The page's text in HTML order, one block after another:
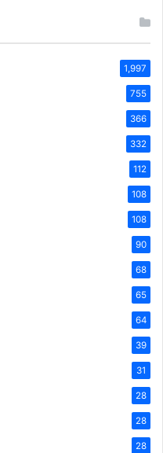
1,997
755
366
332
112
108
108
90
68
65
64
39
31
28
28
28